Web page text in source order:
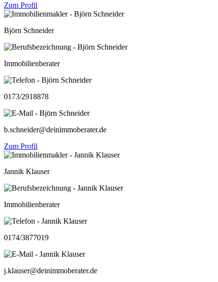
Zum Profil
Björn Schneider
Immobilienberater
0173/2918878
b.schneider@deinimmoberater.de
Zum Profil
Jannik Klauser
Immobilienberater
0174/3877019
j.klauser@deinimmoberater.de